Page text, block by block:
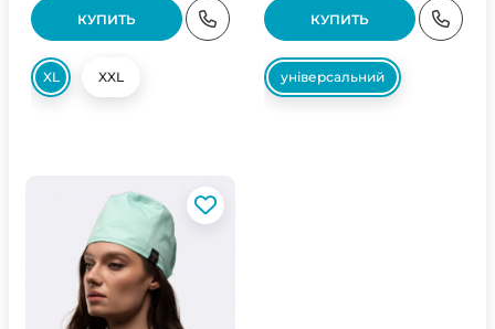
КУПИТЬ
XL XXL
КУПИТЬ
універсальний